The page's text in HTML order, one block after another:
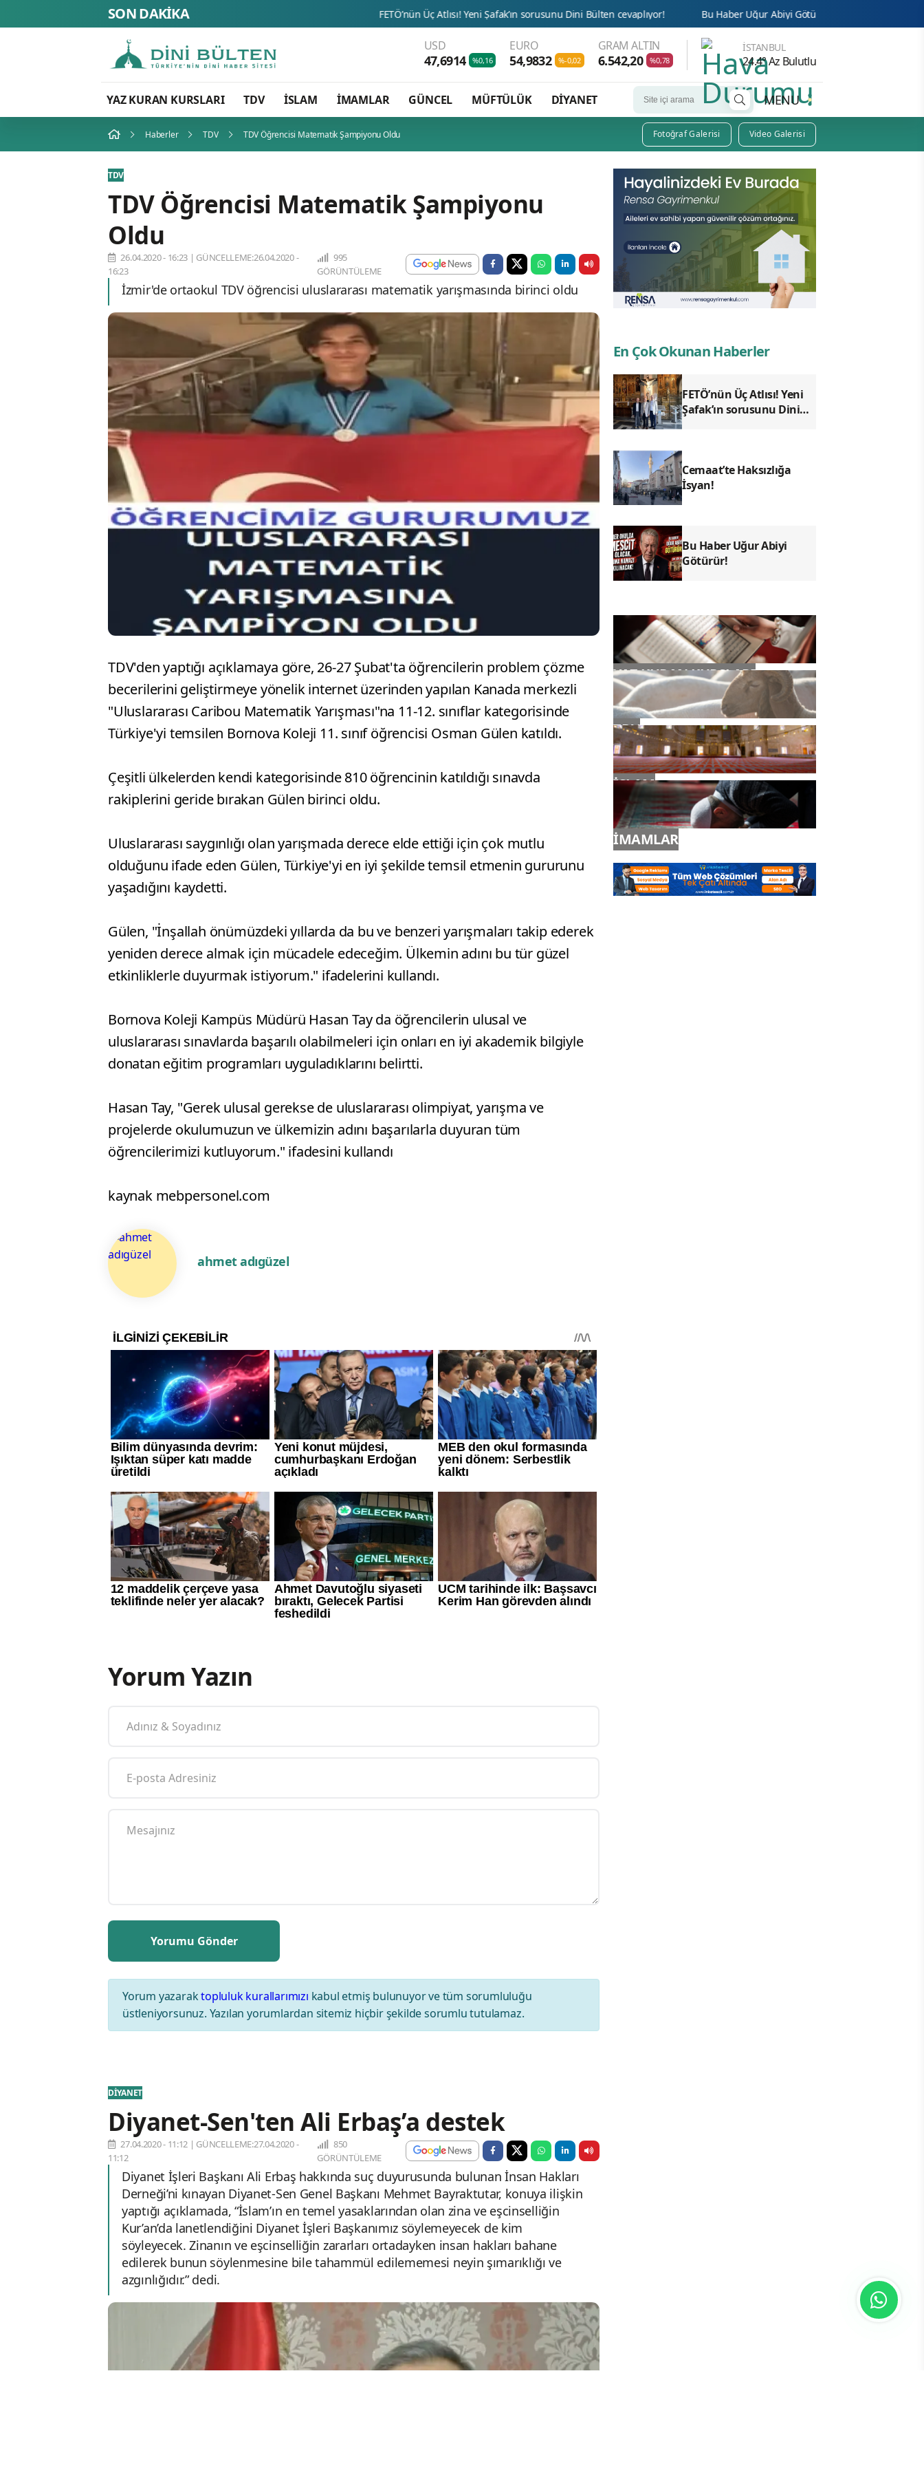
SON DAKİKA FETÖ’nün Üç Atlısı! Yeni Şafak’ın sorusunu Dini Bülten cevaplıyor! Bu Haber Uğur Abiyi Götürür! Cemaat’te Haksızlığa İsyan!
USD
47,6914 %0,16
EURO
54,9832 %-0,02
GRAM ALTIN
6.542,20 %0,78
İSTANBUL
24.4° Az Bulutlu
YAZ KURAN KURSLARI TDV İSLAM İMAMLAR GÜNCEL MÜFTÜLÜK DİYANET MENU
Haberler TDV TDV Öğrencisi Matematik Şampiyonu Oldu Fotoğraf Galerisi Video Galerisi
TDV
TDV Öğrencisi Matematik Şampiyonu
Oldu
26.04.2020 - 16:23 | GÜNCELLEME:26.04.2020 -
16:23
995
GÖRÜNTÜLEME
İzmir'de ortaokul TDV öğrencisi uluslararası matematik yarışmasında birinci oldu
TDV'den yaptığı açıklamaya göre, 26-27 Şubat'ta öğrencilerin problem çözme
becerilerini geliştirmeye yönelik internet üzerinden yapılan Kanada merkezli
"Uluslararası Caribou Matematik Yarışması"na 11-12. sınıflar kategorisinde
Türkiye'yi temsilen Bornova Koleji 11. sınıf öğrencisi Osman Gülen katıldı.
Çeşitli ülkelerden kendi kategorisinde 810 öğrencinin katıldığı sınavda
rakiplerini geride bırakan Gülen birinci oldu.
Uluslararası saygınlığı olan yarışmada derece elde ettiği için çok mutlu
olduğunu ifade eden Gülen, Türkiye'yi en iyi şekilde temsil etmenin gururunu
yaşadığını kaydetti.
Gülen, "İnşallah önümüzdeki yıllarda da bu ve benzeri yarışmaları takip ederek
yeniden derece almak için mücadele edeceğim. Ülkemin adını bu tür güzel
etkinliklerle duyurmak istiyorum." ifadelerini kullandı.
Bornova Koleji Kampüs Müdürü Hasan Tay da öğrencilerin ulusal ve
uluslararası sınavlarda başarılı olabilmeleri için onları en iyi akademik bilgiyle
donatan eğitim programları uyguladıklarını belirtti.
Hasan Tay, "Gerek ulusal gerekse de uluslararası olimpiyat, yarışma ve
projelerde okulumuzun ve ülkemizin adını başarılarla duyuran tüm
öğrencilerimizi kutluyorum." ifadesini kullandı
kaynak mebpersonel.com
ahmet adıgüzel
Yorum Yazın
Yorum yazaraktopluluk kurallarımızı kabul etmiş bulunuyor ve tüm sorumluluğu
üstleniyorsunuz. Yazılan yorumlardan sitemiz hiçbir şekilde sorumlu tutulamaz.
DİYANET
Diyanet-Sen'ten Ali Erbaş’a destek
27.04.2020 - 11:12 | GÜNCELLEME:27.04.2020 -
11:12
850
GÖRÜNTÜLEME
Diyanet İşleri Başkanı Ali Erbaş hakkında suç duyurusunda bulunan İnsan Hakları
Derneği’ni kınayan Diyanet-Sen Genel Başkanı Mehmet Bayraktutar, konuya ilişkin
yaptığı açıklamada, “İslam’ın en temel yasaklarından olan zina ve eşcinselliğin
Kur’an’da lanetlendiğini Diyanet İşleri Başkanımız söylemeyecek de kim
söyleyecek. Zinanın ve eşcinselliğin zararları ortadayken insan hakları bahane
edilerek bunun söylenmesine bile tahammül edilememesi neyin şımarıklığı ve
azgınlığıdır.” dedi.
En Çok Okunan Haberler
FETÖ’nün Üç Atlısı! Yeni
Şafak’ın sorusunu Dini
Cemaat’te Haksızlığa
İsyan!
Bu Haber Uğur Abiyi
Götürür!
YAZ KURAN KURSLARI
TDV
İSLAM
İMAMLAR